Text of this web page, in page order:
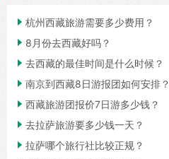
 杭州西藏旅游需要多少费用？
 8月份去西藏好吗？
 去西藏的最佳时间是什么时候？
 南京到西藏8日游报团如何安排？
 西藏旅游团报价7日游多少钱？
 去拉萨旅游要多少钱一天？
 拉萨哪个旅行社比较正规？